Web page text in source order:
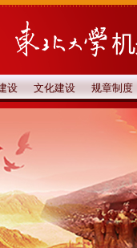
设 文化建设 规章制度